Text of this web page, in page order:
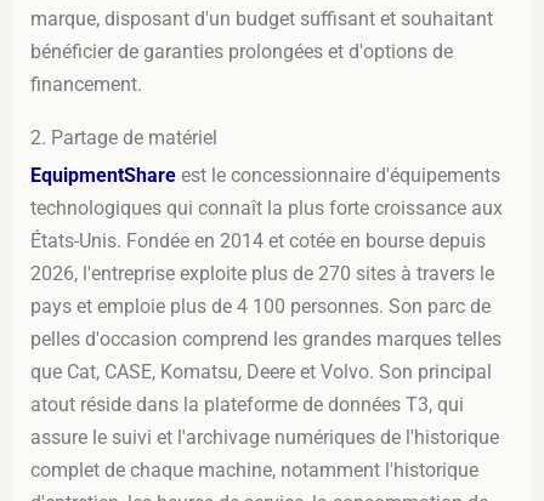
marque, disposant d'un budget suffisant et souhaitant
bénéficier de garanties prolongées et d'options de
financement.
2. Partage de matériel
EquipmentShare est le concessionnaire d'équipements
technologiques qui connaît la plus forte croissance aux
États-Unis. Fondée en 2014 et cotée en bourse depuis
2026, l'entreprise exploite plus de 270 sites à travers le
pays et emploie plus de 4 100 personnes. Son parc de
pelles d'occasion comprend les grandes marques telles
que Cat, CASE, Komatsu, Deere et Volvo. Son principal
atout réside dans la plateforme de données T3, qui
assure le suivi et l'archivage numériques de l'historique
complet de chaque machine, notamment l'historique